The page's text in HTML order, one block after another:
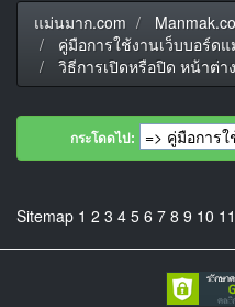
แม่นมาก.com
คู่มือการใช้งานเว็บบอร์ด
วิธีการเปิดหรือปิด หน้าต่า
กระโดดไป:
Sitemap 1 2 3 4 5 6 7 8 9 10 11